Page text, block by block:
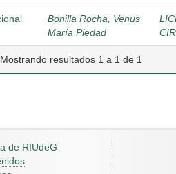
Bonilla Rocha, Venus
María Piedad
Mostrando resultados 1 a 1 de 1
de RIUdeG